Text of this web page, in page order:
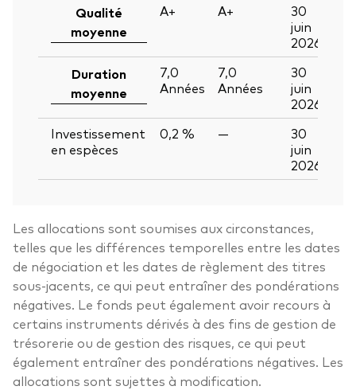
Qualité
moyenne
A+ A+
30
juin
2026
Duration
moyenne
7,0
Années
7,0
Années
30
juin
2026
Investissement
en espèces
0,2 % —
30
juin
2026
Les allocations sont soumises aux circonstances,
telles que les différences temporelles entre les dates
de négociation et les dates de règlement des titres
sous-jacents, ce qui peut entraîner des pondérations
négatives. Le fonds peut également avoir recours à
certains instruments dérivés à des fins de gestion de
trésorerie ou de gestion des risques, ce qui peut
également entraîner des pondérations négatives. Les
allocations sont sujettes à modification.